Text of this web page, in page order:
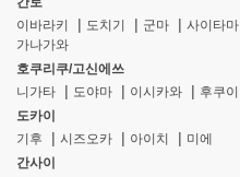
이바라키
도치기 군마 사이타마
가나가와
호쿠리쿠/고신에쓰
니가타
도야마 이시카와 후쿠이
도카이
기후
시즈오카 아이치
미에
간사이